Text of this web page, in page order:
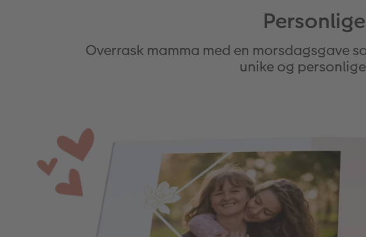
Overrask mamma med en morsdagsgave
unike og